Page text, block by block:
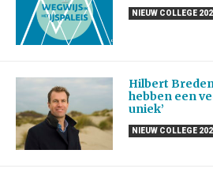
NIEUW COLLEGE
Hilbert
hebben een
uniek’
NIEUW COLLEGE